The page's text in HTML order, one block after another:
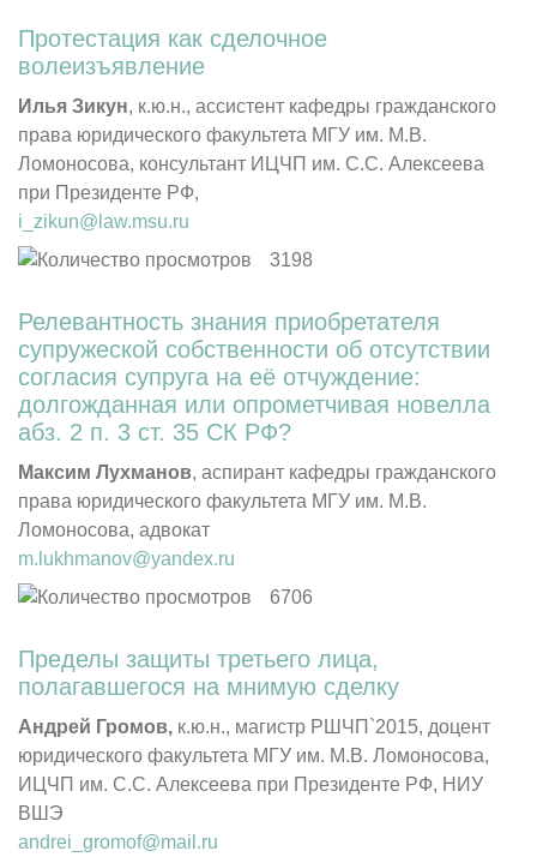
Протестация как сделочное
волеизъявление
Илья Зикун, к.ю.н., ассистент кафедры гражданского
права юридического факультета МГУ им. М.В.
Ломоносова, консультант ИЦЧП им. С.С. Алексеева
при Президенте РФ,
i_zikun@law.msu.ru
3198
Релевантность знания приобретателя
супружеской собственности об отсутствии
согласия супруга на её отчуждение:
долгожданная или опрометчивая новелла
абз. 2 п. 3 ст. 35 СК РФ?
Максим Лухманов, аспирант кафедры гражданского
права юридического факультета МГУ им. М.В.
Ломоносова, адвокат
m.lukhmanov@yandex.ru
6706
Пределы защиты третьего лица,
полагавшегося на мнимую сделку
Андрей Громов, к.ю.н., магистр РШЧП`2015, доцент
юридического факультета МГУ им. М.В. Ломоносова,
ИЦЧП им. С.С. Алексеева при Президенте РФ, НИУ
ВШЭ
andrei_gromof@mail.ru